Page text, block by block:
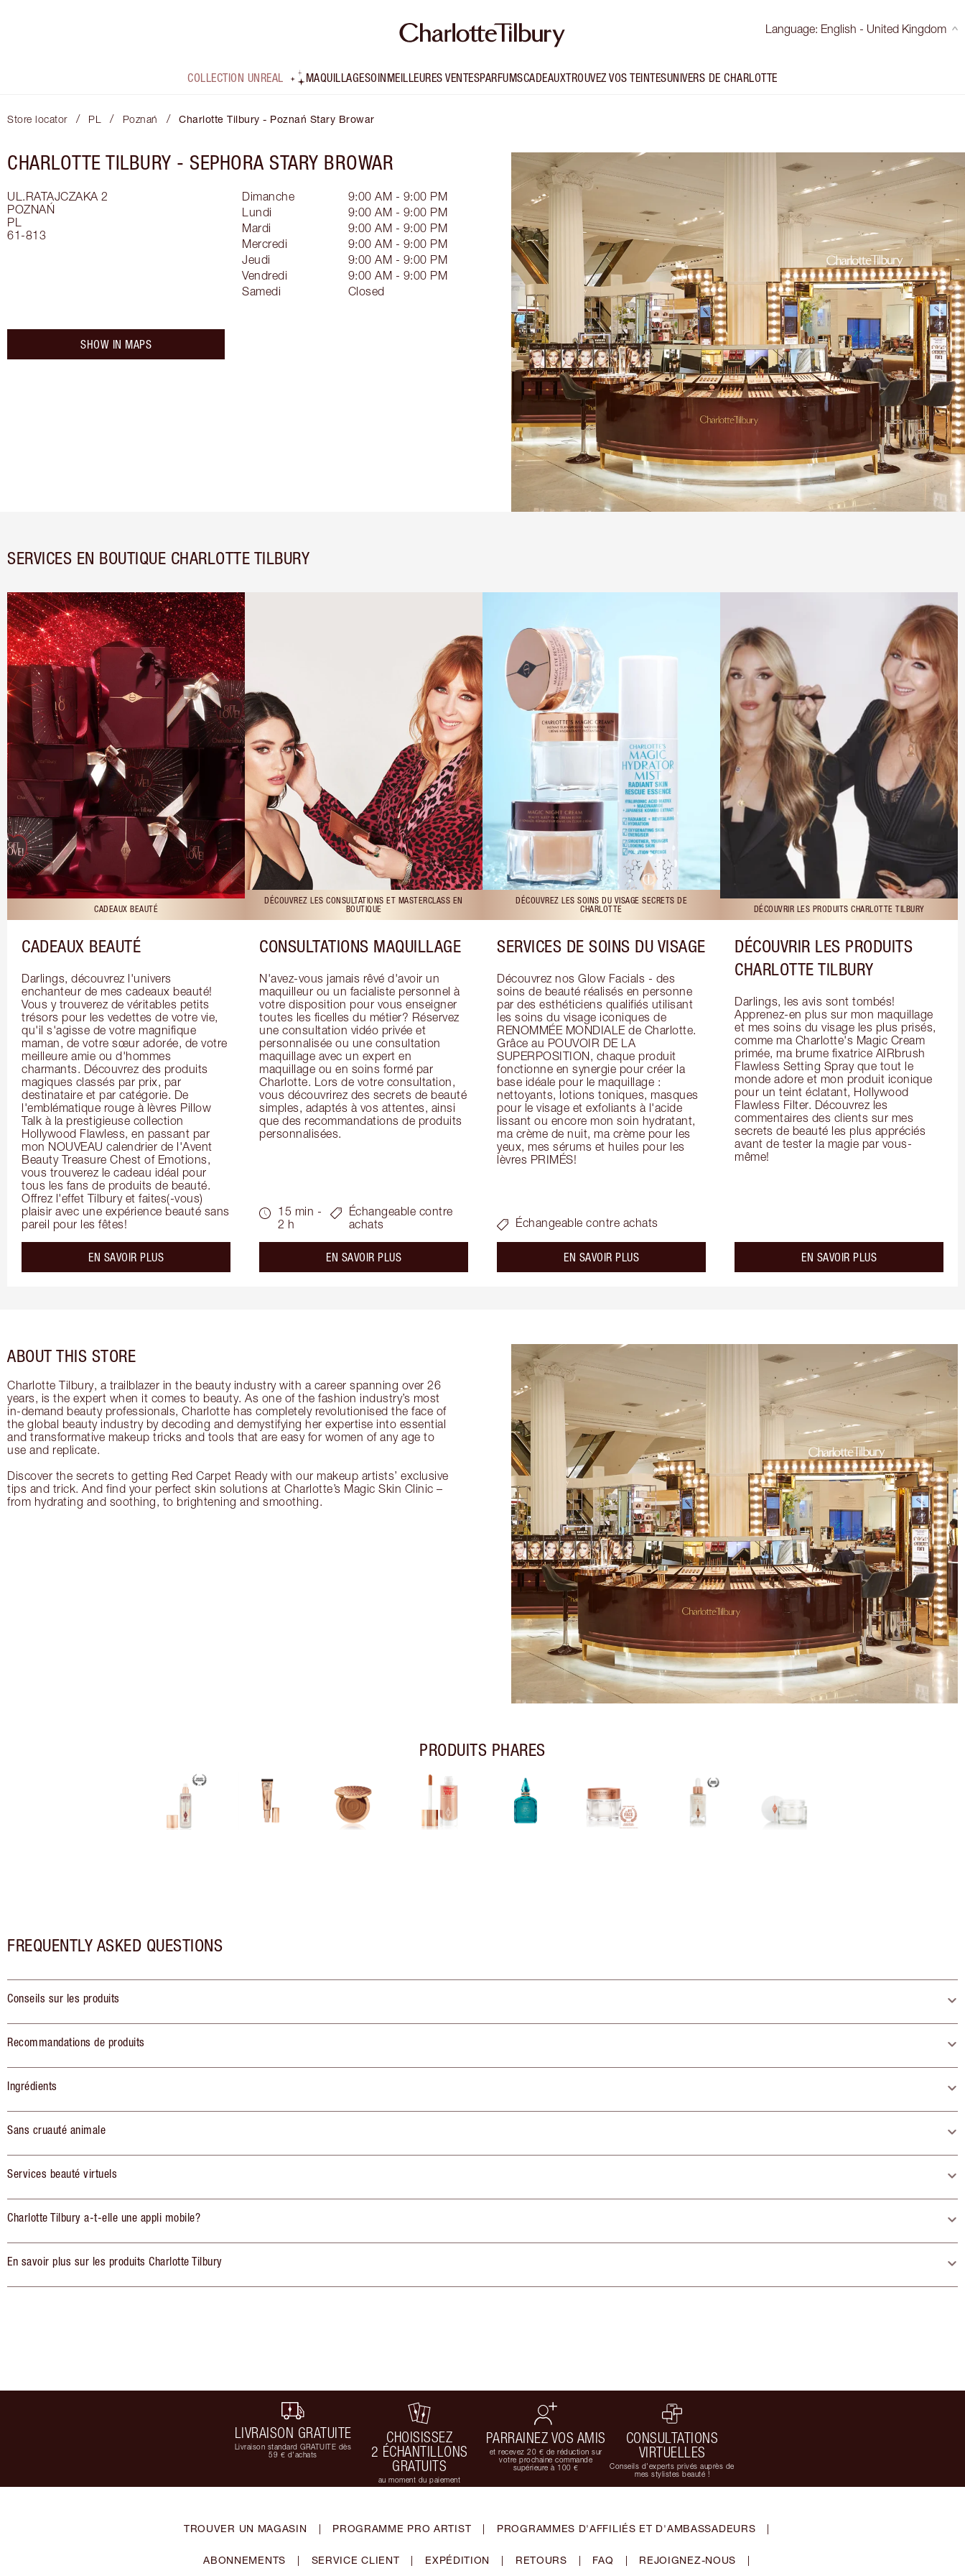
Language: English - United Kingdom
COLLECTION UNREAL MAQUILLAGESOINMEILLEURES VENTESPARFUMSCADEAUXTROUVEZ VOS TEINTESUNIVERS DE CHARLOTTE
Store locator / PL / Poznań / Charlotte Tilbury - Poznań Stary Browar
CHARLOTTE TILBURY - SEPHORA STARY BROWAR
UL.RATAJCZAKA 2
POZNAŃ
PL
61-813
Dimanche
9:00 AM - 9:00 PM
Lundi
9:00 AM - 9:00 PM
Mardi
9:00 AM - 9:00 PM
Mercredi
9:00 AM - 9:00 PM
Jeudi
9:00 AM - 9:00 PM
Vendredi
9:00 AM - 9:00 PM
Samedi
Closed
SHOW IN MAPS
SERVICES EN BOUTIQUE CHARLOTTE TILBURY
CADEAUX BEAUTÉ
CADEAUX BEAUTÉ
Darlings, découvrez l'univers
enchanteur de mes cadeaux beauté!
Vous y trouverez de véritables petits
trésors pour les vedettes de votre vie,
qu'il s'agisse de votre magnifique
maman, de votre sœur adorée, de votre
meilleure amie ou d'hommes
charmants. Découvrez des produits
magiques classés par prix, par
destinataire et par catégorie. De
l'emblématique rouge à lèvres Pillow
Talk à la prestigieuse collection
Hollywood Flawless, en passant par
mon NOUVEAU calendrier de l'Avent
Beauty Treasure Chest of Emotions,
vous trouverez le cadeau idéal pour
tous les fans de produits de beauté.
Offrez l'effet Tilbury et faites(-vous)
plaisir avec une expérience beauté sans
pareil pour les fêtes!
EN SAVOIR PLUSabout the
DÉCOUVREZ LES CONSULTATIONS ET MASTERCLASS EN
BOUTIQUE
CONSULTATIONS MAQUILLAGE
N'avez-vous jamais rêvé d'avoir un
maquilleur ou un facialiste personnel à
votre disposition pour vous enseigner
toutes les ficelles du métier? Réservez
une consultation vidéo privée et
personnalisée ou une consultation
maquillage avec un expert en
maquillage ou en soins formé par
Charlotte. Lors de votre consultation,
vous découvrirez des secrets de beauté
simples, adaptés à vos attentes, ainsi
que des recommandations de produits
personnalisées.
15 min -
2 h
Échangeable contre
achats
EN SAVOIR PLUSabout the
DÉCOUVREZ LES SOINS DU VISAGE SECRETS DE
CHARLOTTE
SERVICES DE SOINS DU VISAGE
Découvrez nos Glow Facials - des
soins de beauté réalisés en personne
par des esthéticiens qualifiés utilisant
les soins du visage iconiques de
RENOMMÉE MONDIALE de Charlotte.
Grâce au POUVOIR DE LA
SUPERPOSITION, chaque produit
fonctionne en synergie pour créer la
base idéale pour le maquillage :
nettoyants, lotions toniques, masques
pour le visage et exfoliants à l'acide
lissant ou encore mon soin hydratant,
ma crème de nuit, ma crème pour les
yeux, mes sérums et huiles pour les
lèvres PRIMÉS!
Échangeable contre achats
EN SAVOIR PLUSabout the
DÉCOUVRIR LES PRODUITS CHARLOTTE TILBURY
DÉCOUVRIR LES PRODUITS
CHARLOTTE TILBURY
Darlings, les avis sont tombés!
Apprenez-en plus sur mon maquillage
et mes soins du visage les plus prisés,
comme ma Charlotte's Magic Cream
primée, ma brume fixatrice AIRbrush
Flawless Setting Spray que tout le
monde adore et mon produit iconique
pour un teint éclatant, Hollywood
Flawless Filter. Découvrez les
commentaires des clients sur mes
secrets de beauté les plus appréciés
avant de tester la magie par vous-
même!
EN SAVOIR PLUSabout the
ABOUT THIS STORE
Charlotte Tilbury, a trailblazer in the beauty industry with a career spanning over 26
years, is the expert when it comes to beauty. As one of the fashion industry’s most
in-demand beauty professionals, Charlotte has completely revolutionised the face of
the global beauty industry by decoding and demystifying her expertise into essential
and transformative makeup tricks and tools that are easy for women of any age to
use and replicate.
Discover the secrets to getting Red Carpet Ready with our makeup artists’ exclusive
tips and trick. And find your perfect skin solutions at Charlotte’s Magic Skin Clinic –
from hydrating and soothing, to brightening and smoothing.
PRODUITS PHARES
FREQUENTLY ASKED QUESTIONS
Conseils sur les produits
Recommandations de produits
Ingrédients
Sans cruauté animale
Services beauté virtuels
Charlotte Tilbury a-t-elle une appli mobile?
En savoir plus sur les produits Charlotte Tilbury
LIVRAISON GRATUITE
Livraison standard GRATUITE dès
59 € d'achats
CHOISISSEZ
2 ÉCHANTILLONS
GRATUITS
au moment du paiement
PARRAINEZ VOS AMIS
et recevez 20 € de réduction sur
votre prochaine commande
supérieure à 100 €
CONSULTATIONS
VIRTUELLES
Conseils d'experts privés auprès de
mes stylistes beauté !
TROUVER UN MAGASIN | PROGRAMME PRO ARTIST | PROGRAMMES D'AFFILIÉS ET D'AMBASSADEURS |
ABONNEMENTS | SERVICE CLIENT | EXPÉDITION | RETOURS | FAQ | REJOIGNEZ-NOUS |